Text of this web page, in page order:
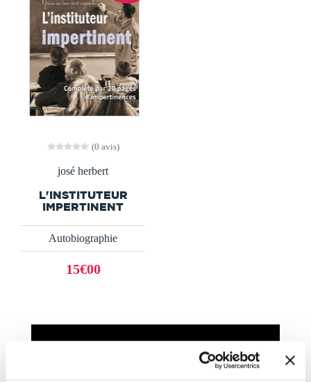
(0 avis)
josé herbert
L'INSTITUTEUR
IMPERTINENT
Autobiographie
15€00